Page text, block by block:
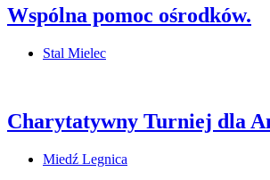
Wspólna pomoc ośrodków.
Stal Mielec
Charytatywny Turniej dla
Miedź Legnica